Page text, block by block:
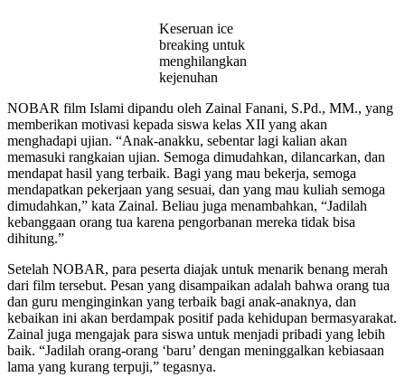
Keseruan ice
breaking untuk
menghilangkan
kejenuhan
NOBAR film Islami dipandu oleh Zainal Fanani, S.Pd., MM., yang
memberikan motivasi kepada siswa kelas XII yang akan
menghadapi ujian. “Anak-anakku, sebentar lagi kalian akan
memasuki rangkaian ujian. Semoga dimudahkan, dilancarkan, dan
mendapat hasil yang terbaik. Bagi yang mau bekerja, semoga
mendapatkan pekerjaan yang sesuai, dan yang mau kuliah semoga
dimudahkan,” kata Zainal. Beliau juga menambahkan, “Jadilah
kebanggaan orang tua karena pengorbanan mereka tidak bisa
dihitung.”
Setelah NOBAR, para peserta diajak untuk menarik benang merah
dari film tersebut. Pesan yang disampaikan adalah bahwa orang tua
dan guru menginginkan yang terbaik bagi anak-anaknya, dan
kebaikan ini akan berdampak positif pada kehidupan bermasyarakat.
Zainal juga mengajak para siswa untuk menjadi pribadi yang lebih
baik. “Jadilah orang-orang ‘baru’ dengan meninggalkan kebiasaan
lama yang kurang terpuji,” tegasnya.